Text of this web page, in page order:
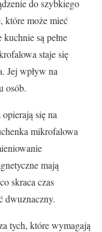
do szybkiego
które może mieć
kuchnie są pełne
staje się
Jej wpływ na
osób.
się na
mikrofalowa
mają
skraca czas
dwuznaczny.
tych, które wymagają